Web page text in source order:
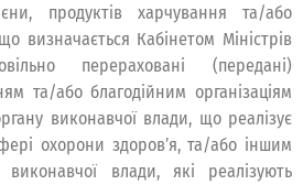
продуктів харчування та/або
визначається Кабінетом Міністрів
перераховані (передані)
та/або благодійним організаціям
виконавчої влади, що реалізує
охорони здоров’я, та/або іншим
влади, які реалізують